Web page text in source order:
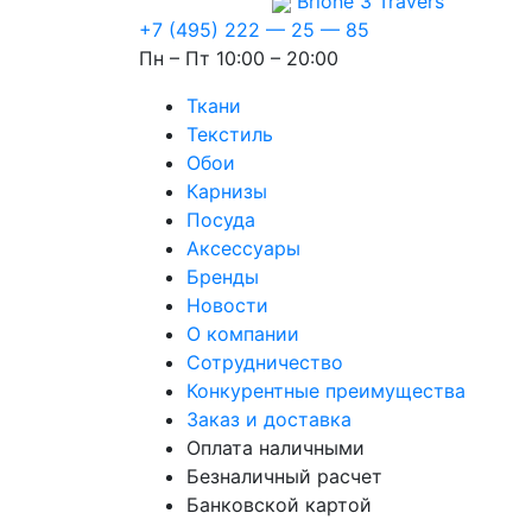
+7 (495) 222 — 25 — 85
Пн – Пт 10:00 – 20:00
Ткани
Текстиль
Обои
Карнизы
Посуда
Аксессуары
Бренды
Новости
О компании
Сотрудничество
Конкурентные преимущества
Заказ и доставка
Оплата наличными
Безналичный расчет
Банковской картой